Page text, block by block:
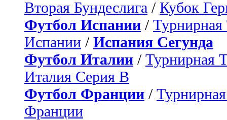
Вторая Бундеслига / Кубок
Футбол Испании / Турнирная
Испании / Испания Сегунда
Футбол Италии / Турнирная
Италия Серия B
Футбол Франции /
Франции